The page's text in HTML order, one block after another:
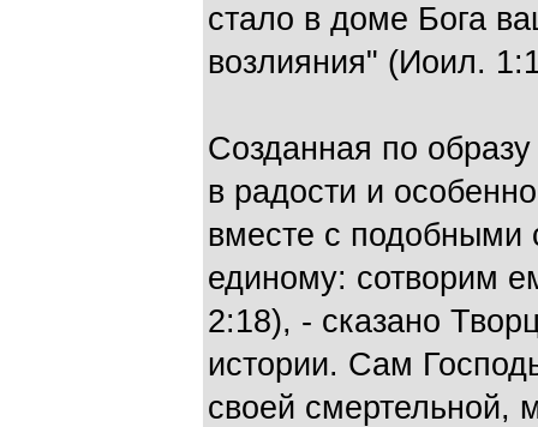
стало в доме Бога
возлия­ния" (Иоил.
Созданная по
в радости и
вместе с подобными
единому: сотворим
2:18), - сказано
истории. Сам
своей смертельной,